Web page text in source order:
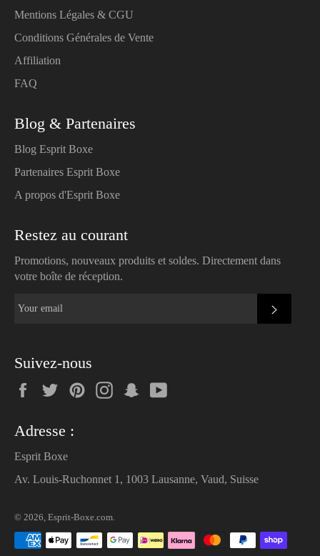
Mentions Légales & CGU
Conditions Générales de Vente
Affiliation
FAQ
Blog & Partenaires
Blog Esprit Boxe
Partenaires Esprit Boxe
A propos d'Esprit Boxe
Restez au courant
Promotions, nouveaux produits et soldes. Directement dans
votre boîte de réception.
Suivez-nous
FacebookTwitterPinterestInstagramSnapchat
Adresse :
Esprit Boxe
Av. Louis-Ruchonnet 1, 1003 Lausanne, Vaud, Suisse
© 2026, Esprit-Boxe.com
Payment
methods